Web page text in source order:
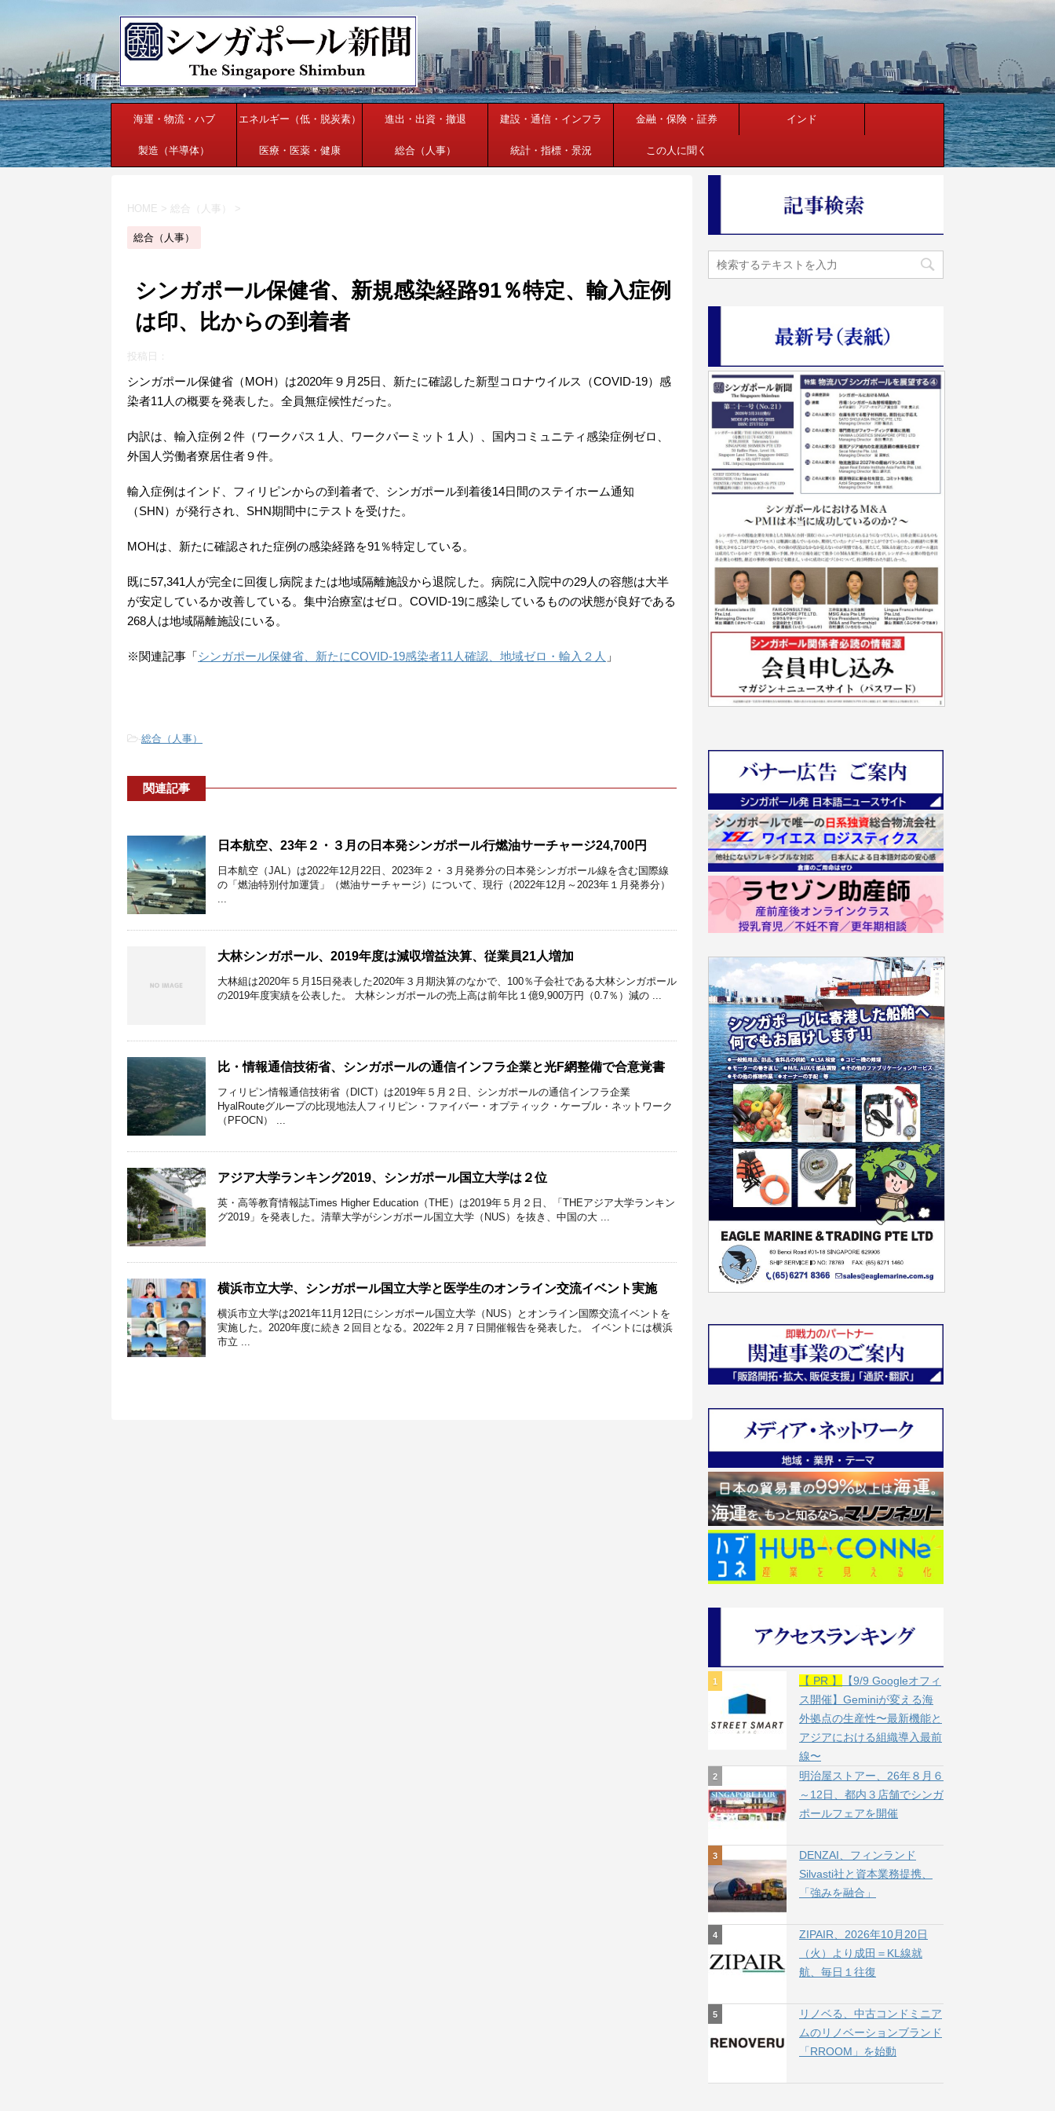
海運・物流・ハブ エネルギー（低・脱炭素） 進出・出資・撤退 建設・通信・インフラ 金融・保険・証券 インド
製造（半導体） 医療・医薬・健康 総合（人事） 統計・指標・景況 この人に聞く
HOME > 総合（人事） >
総合（人事）
シンガポール保健省、新規感染経路91％特定、輸入症例
は印、比からの到着者
投稿日：
シンガポール保健省（MOH）は2020年９月25日、新たに確認した新型コロナウイルス（COVID-19）感
染者11人の概要を発表した。全員無症候性だった。
内訳は、輸入症例２件（ワークパス１人、ワークパーミット１人）、国内コミュニティ感染症例ゼロ、
外国人労働者寮居住者９件。
輸入症例はインド、フィリピンからの到着者で、シンガポール到着後14日間のステイホーム通知
（SHN）が発行され、SHN期間中にテストを受けた。
MOHは、新たに確認された症例の感染経路を91％特定している。
既に57,341人が完全に回復し病院または地域隔離施設から退院した。病院に入院中の29人の容態は大半
が安定しているか改善している。集中治療室はゼロ。COVID-19に感染しているものの状態が良好である
268人は地域隔離施設にいる。
※関連記事「シンガポール保健省、新たにCOVID-19感染者11人確認、地域ゼロ・輸入２人 」
-総合（人事）
関連記事
日本航空、23年２・３月の日本発シンガポール行燃油サーチャージ24,700円
日本航空（JAL）は2022年12月22日、2023年２・３月発券分の日本発シンガポール線を含む国際線
の「燃油特別付加運賃」（燃油サーチャージ）について、現行（2022年12月～2023年１月発券分）
...
大林シンガポール、2019年度は減収増益決算、従業員21人増加
大林組は2020年５月15日発表した2020年３月期決算のなかで、100％子会社である大林シンガポール
の2019年度実績を公表した。 大林シンガポールの売上高は前年比１億9,900万円（0.7％）減の ...
比・情報通信技術省、シンガポールの通信インフラ企業と光F網整備で合意覚書
フィリピン情報通信技術省（DICT）は2019年５月２日、シンガポールの通信インフラ企業
HyalRouteグループの比現地法人フィリピン・ファイバー・オプティック・ケーブル・ネットワーク
（PFOCN） ...
アジア大学ランキング2019、シンガポール国立大学は２位
英・高等教育情報誌Times Higher Education（THE）は2019年５月２日、「THEアジア大学ランキン
グ2019」を発表した。清華大学がシンガポール国立大学（NUS）を抜き、中国の大 ...
横浜市立大学、シンガポール国立大学と医学生のオンライン交流イベント実施
横浜市立大学は2021年11月12日にシンガポール国立大学（NUS）とオンライン国際交流イベントを
実施した。2020年度に続き２回目となる。2022年２月７日開催報告を発表した。 イベントには横浜
市立 ...
【 PR 】
【9/9 Googleオフィ
ス開催】Geminiが変える海
外拠点の生産性〜最新機能と
アジアにおける組織導入最前
線〜
明治屋ストアー、26年８月６
～12日、都内３店舗でシンガ
ポールフェアを開催
DENZAI、フィンランド
Silvasti社と資本業務提携、
「強みを融合」
ZIPAIR、2026年10月20日
（火）より成田＝KL線就
航、毎日１往復
リノベる、中古コンドミニア
ムのリノベーションブランド
「RROOM」を始動